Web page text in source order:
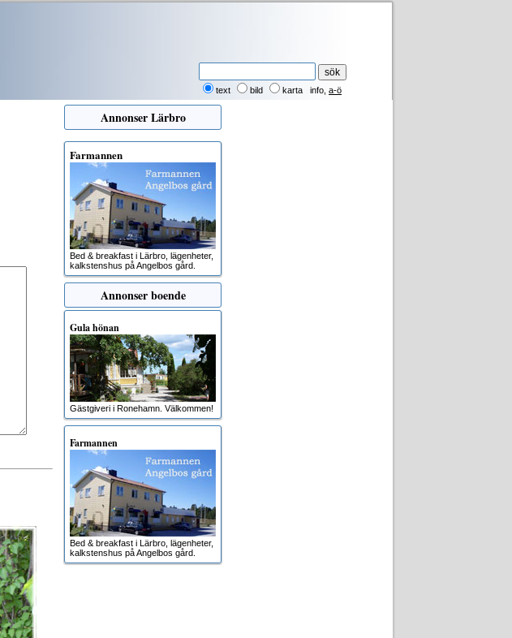
text bild karta info a-ö
AnnonserLärbro
Farmannen
Bed & breakfast i Lärbro, lägenheter,
kalkstenshus på Angelbos gård.
Annonser boende
Gula hönan
Gästgiveri i Ronehamn. Välkommen!
Farmannen
Bed & breakfast i Lärbro, lägenheter,
kalkstenshus på Angelbos gård.